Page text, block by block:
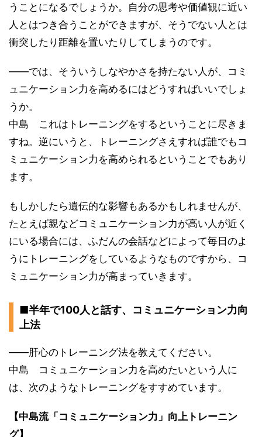
うことになるでしょうか。自分の思考や価値観に近い
人とはつき合うことができますが、そうでない人とは
衝突したり距離を置いたりしてしまうのです。
——では、そういうしなやかさを持たない人が、コミ
ュニケーション力を高めるにはどうすればいいでしょ
うか。
中島 これはトレーニングをするということに尽きま
すね。逆にいうと、トレーニングさえすれば誰でもコ
ミュニケーション力を高められるということでもあり
ます。
もしかしたら遺伝的な影響もあるかもしれませんが、
たとえば親などコミュニケーション力が高い人が近く
にいる場合には、ふだんの会話などによって毎日のよ
うにトレーニングをしているようなものですから、コ
ミュニケーション力が高まっていきます。
■半年で100人と話す、コミュニケーション力向
上法
——肝心のトレーニング法を教えてください。
中島 コミュニケーション力を高めたいという人に
は、次のようなトレーニングをすすめています。
【中島流「コミュニケーション力」向上トレーニン
グ】